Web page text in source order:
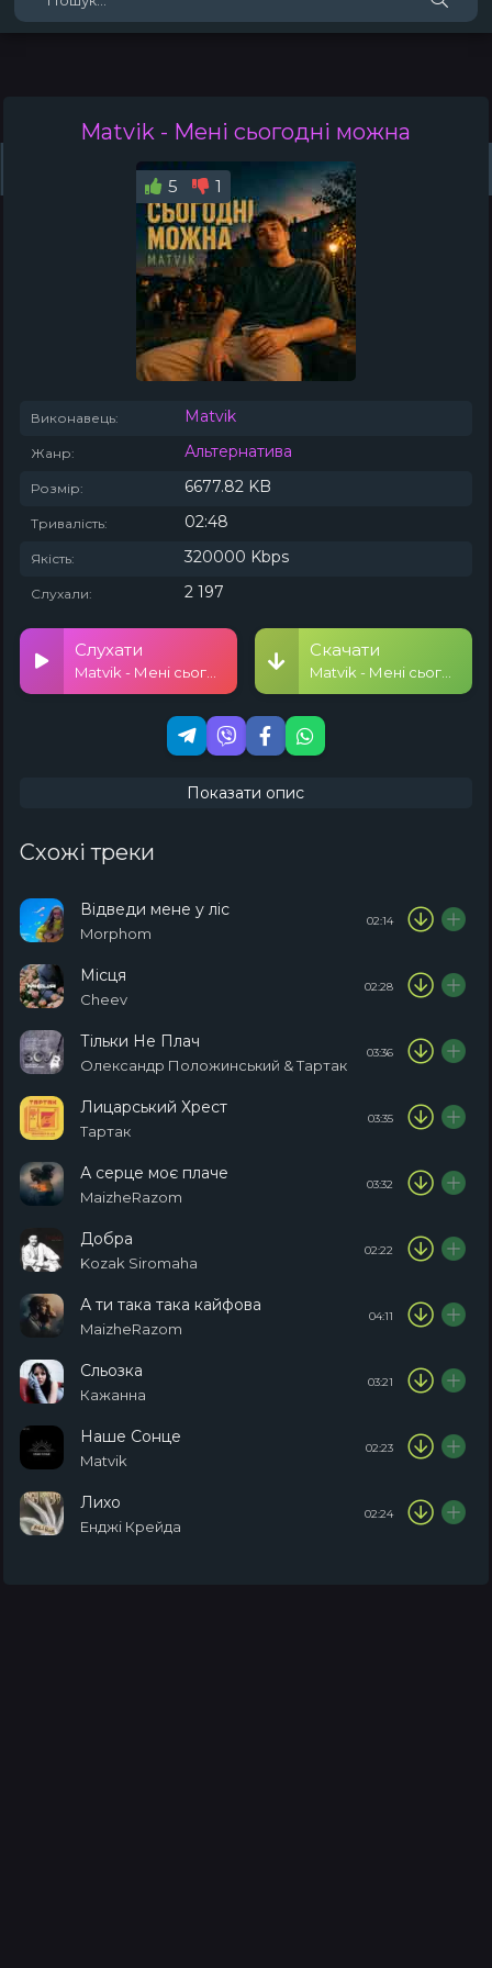
Топ 100 Плейлист (0)
Matvik - Мені сьогодні можна
5 1
Виконавець: Matvik
Жанр: Альтернатива
Розмір: 6677.82 KB
Тривалість: 02:48
Якість: 320000 Kbps
Слухали: 2 197
Слухати Скачати
Показати опис
Схожі треки
Відведи мене у ліс
Morphom
02:14
Місця
Cheev
02:28
Тільки Не Плач
Олександр Положинський & Тартак
03:36
Лицарський Хрест
Тартак
03:35
А серце моє плаче
MaizheRazom
03:32
Добра
Kozak Siromaha
02:22
А ти така така кайфова
MaizheRazom
04:11
Сльозка
Кажанна
03:21
Наше Сонце
Matvik
02:23
Лихо
Енджі Крейда
02:24